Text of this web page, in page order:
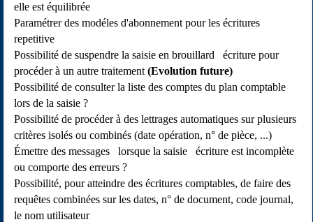
elle est équilibrée
Paramétrer des modéles d'abonnement pour les écritures
repetitive
Possibilité de suspendre la saisie en brouillard écriture pour
procéder à un autre traitement (Evolution future)
Possibilité de consulter la liste des comptes du plan comptable
lors de la saisie ?
Possibilité de procéder à des lettrages automatiques sur plusieurs
critères isolés ou combinés (date opération, n° de pièce, ...)
Émettre des messages lorsque la saisie écriture est incomplète
ou comporte des erreurs ?
Possibilité, pour atteindre des écritures comptables, de faire des
requêtes combinées sur les dates, n° de document, code journal,
le nom utilisateur